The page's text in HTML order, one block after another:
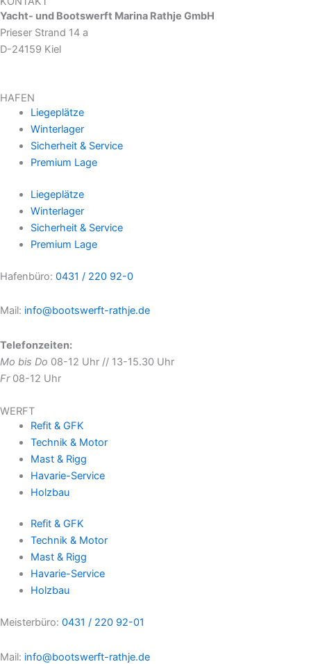
Yacht- und Bootswerft Marina Rathje GmbH
Prieser Strand 14 a
D-24159 Kiel
HAFEN
Liegeplätze
Winterlager
Sicherheit & Service
Premium Lage
Liegeplätze
Winterlager
Sicherheit & Service
Premium Lage
Hafenbüro: 0431 / 220 92-0
Mail: info@bootswerft-rathje.de
Telefonzeiten:
Mo bis Do 08-12 Uhr // 13-15.30 Uhr
Fr 08-12 Uhr
WERFT
Refit & GFK
Technik & Motor
Mast & Rigg
Havarie-Service
Holzbau
Refit & GFK
Technik & Motor
Mast & Rigg
Havarie-Service
Holzbau
Meisterbüro: 0431 / 220 92-01
Mail: info@bootswerft-rathje.de